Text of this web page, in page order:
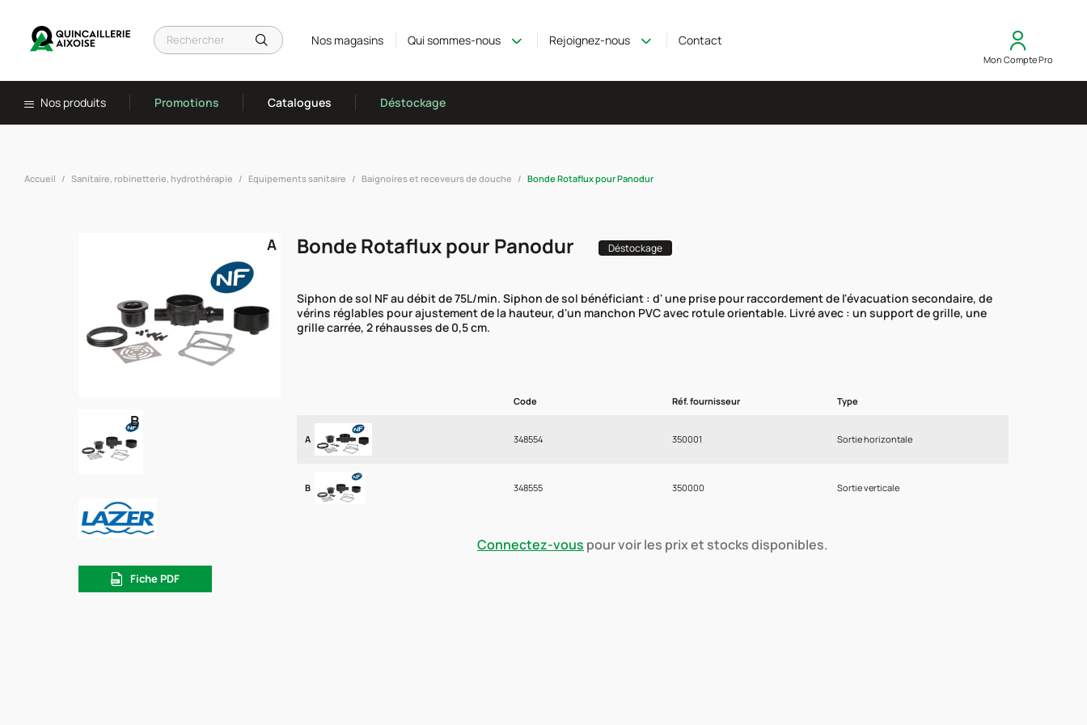
Nos magasins Qui sommes-nous Rejoignez-nous Contact
Mon Compte Pro
Nos produits Promotions Catalogues Déstockage
Accueil Sanitaire, robinetterie, hydrothérapie Equipements sanitaire Baignoires et receveurs de douche Bonde Rotaflux pour Panodur
A
B
Fiche PDF
Bonde Rotaflux pour Panodur Déstockage
Siphon de sol NF au débit de 75L/min. Siphon de sol bénéficiant : d' une prise pour raccordement de l'évacuation secondaire, de
vérins réglables pour ajustement de la hauteur, d'un manchon PVC avec rotule orientable. Livré avec : un support de grille, une
grille carrée, 2 réhausses de 0,5 cm.
Code Réf. fournisseur Type
A 348554 350001 Sortie horizontale
B 348555 350000 Sortie verticale
Connectez-vous pour voir les prix et stocks disponibles.